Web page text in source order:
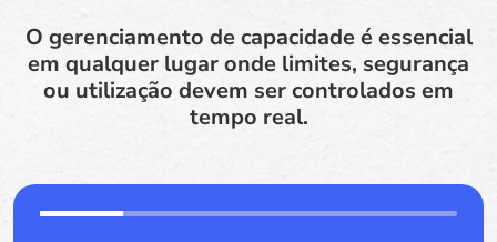
O gerenciamento de capacidade é essencial
em qualquer lugar onde limites, segurança
ou utilização devem ser controlados em
tempo real.